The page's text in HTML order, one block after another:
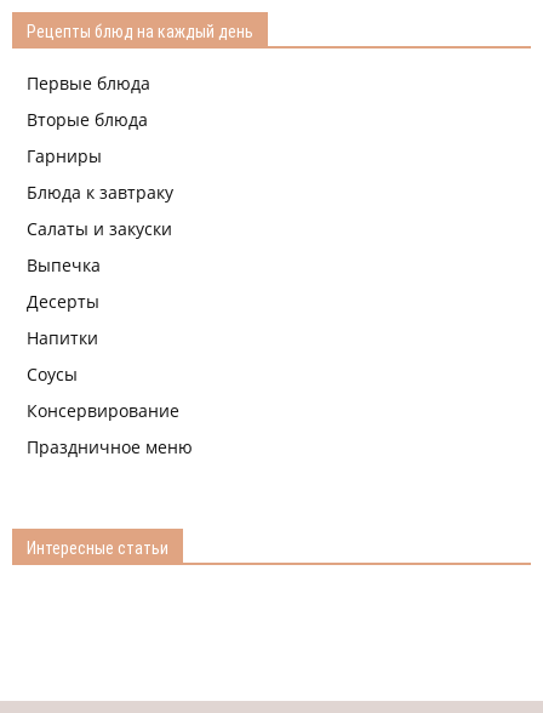
Рецепты блюд на каждый день
Первые блюда
Вторые блюда
Гарниры
Блюда к завтраку
Салаты и закуски
Выпечка
Десерты
Напитки
Соусы
Консервирование
Праздничное меню
Интересные статьи